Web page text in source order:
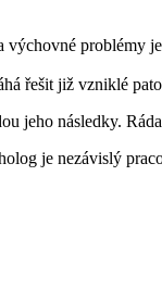
výchovné
řešit již vzniklé
jeho následky.
je nezávislý